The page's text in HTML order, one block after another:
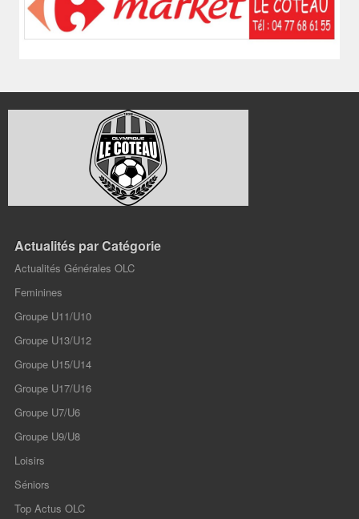
Actualités par Catégorie
Actualités Générales OLC
Feminines
Groupe U11/U10
Groupe U13/U12
Groupe U15/U14
Groupe U17/U16
Groupe U7/U6
Groupe U9/U8
Loisirs
Séniors
Top Actus OLC